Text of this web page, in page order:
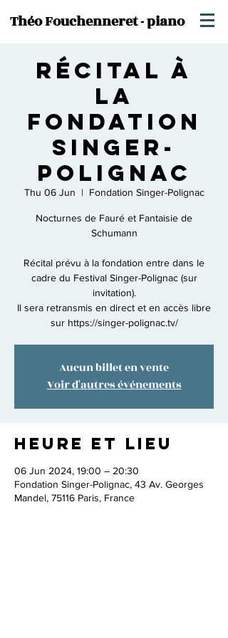
Théo Fouchenneret - piano
Récital à
la
Fondation
Singer-
Polignac
Thu 06 Jun
  |
Fondation Singer-Polignac
Nocturnes de Fauré et Fantaisie de
Schumann
Récital prévu à la fondation entre dans le
cadre du Festival Singer-Polignac (sur
invitation).
Il sera retransmis en direct et en accès libre
sur https://singer-polignac.tv/
Aucun billet en vente
Voir d'autres événements
Heure et lieu
06 Jun 2024, 19:00 – 20:30
Fondation Singer-Polignac, 43 Av. Georges
Mandel, 75116 Paris, France